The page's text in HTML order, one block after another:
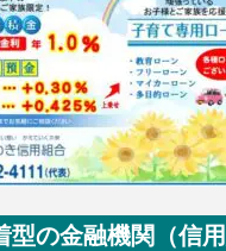
型の金融機関（信